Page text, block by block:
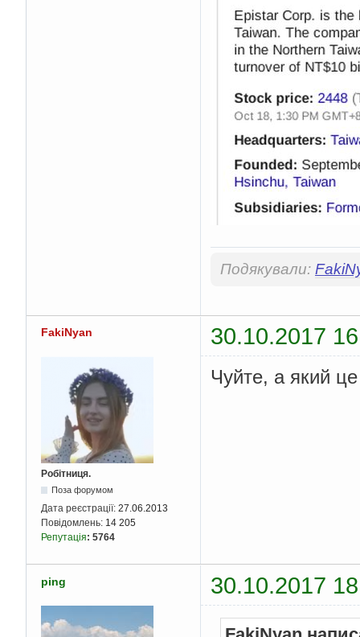
Подякували:
FakiNyan 30.10.2017
Робітниця.
Поза форумом
Дата реєстрації: 27.06.2013
Повідомлень: 14 205
Репутація: 5764
Чуйте, а який
ping 30.10.2017